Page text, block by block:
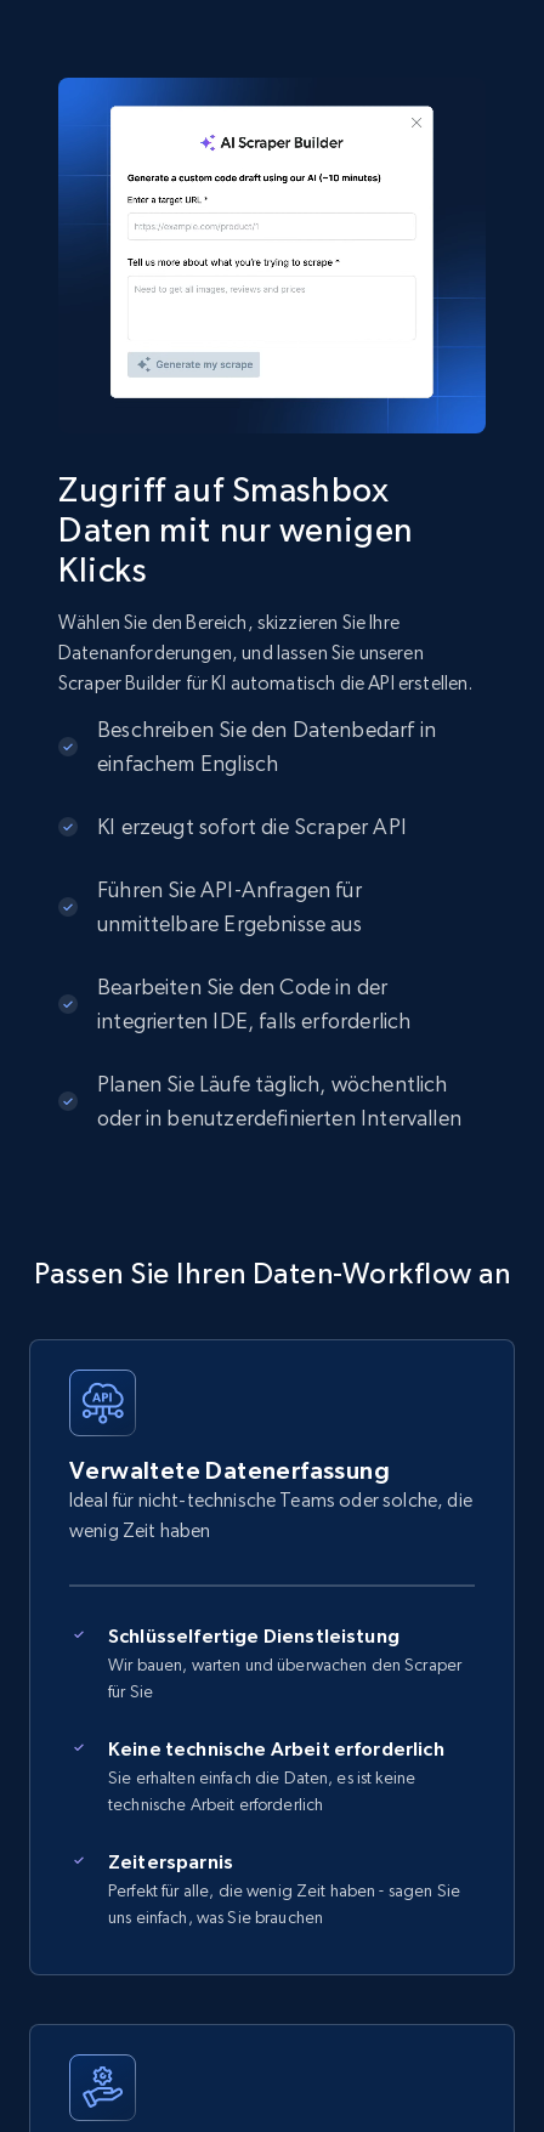
Zugriff auf Smashbox
Daten mit nur wenigen
Klicks
Wählen Sie den Bereich, skizzieren Sie Ihre
Datenanforderungen, und lassen Sie unseren
Scraper Builder für KI automatisch die API erstellen.
Beschreiben Sie den Datenbedarf in
einfachem Englisch
KI erzeugt sofort die Scraper API
Führen Sie API-Anfragen für
unmittelbare Ergebnisse aus
Bearbeiten Sie den Code in der
integrierten IDE, falls erforderlich
Planen Sie Läufe täglich, wöchentlich
oder in benutzerdefinierten Intervallen
Passen Sie Ihren Daten-Workflow an
Verwaltete Datenerfassung
Ideal für nicht-technische Teams oder solche, die
wenig Zeit haben
Schlüsselfertige Dienstleistung
Wir bauen, warten und überwachen den Scraper
für Sie
Keine technische Arbeit erforderlich
Sie erhalten einfach die Daten, es ist keine
technische Arbeit erforderlich
Zeitersparnis
Perfekt für alle, die wenig Zeit haben - sagen Sie
uns einfach, was Sie brauchen